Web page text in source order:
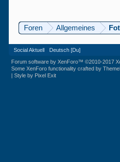
Foren Allgemeines
Social Aktuell Deutsch [Du]
Forum software by XenForo™©2010-2017
Some XenForo functionality crafted by
|Style by Pixel Exit